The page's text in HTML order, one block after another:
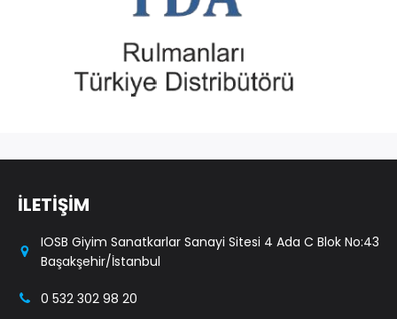
İLETİŞİM
IOSB Giyim Sanatkarlar Sanayi Sitesi 4 Ada C Blok No:43
Başakşehir/İstanbul
0 532 302 98 20